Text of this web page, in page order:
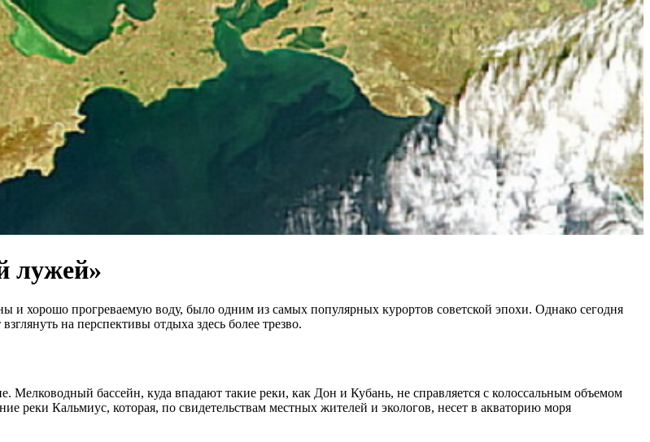
лужей»
и хорошо прогреваемую воду, было одним из самых популярных курортов советской эпохи. Однако сегодня
на перспективы отдыха здесь более трезво.
Мелководный бассейн, куда впадают такие реки, как Дон и Кубань, не справляется с колоссальным объемом
реки Кальмиус, которая, по свидетельствам местных жителей и экологов, несет в акваторию моря